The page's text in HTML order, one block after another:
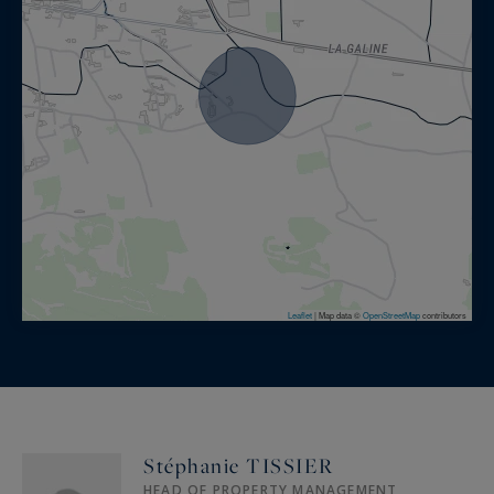
Saint Rémy de Provence - Centre à 4 Kms
Eygalières à 10 Kms
Les Baux de Provence à 13 Kms
Realty, spécialiste de la location saisonnière de
Leaflet| Map data ©OpenStreetMapcontributors
Stéphanie TISSIER
HEAD OF PROPERTY MANAGEMENT